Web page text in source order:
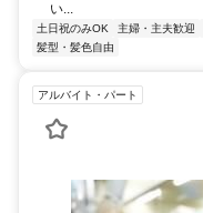
い...
土日祝のみOK 主婦・主夫歓迎
髪型・髪色自由
アルバイト・パート